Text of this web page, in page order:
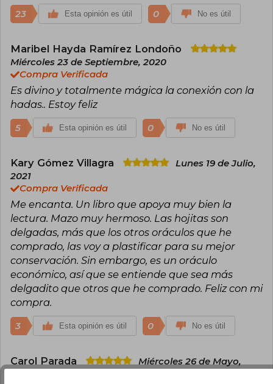
23 Esta opinión es útil 0 No es útil
Maribel Hayda Ramírez Londoño
Miércoles 23 de Septiembre, 2020
Compra Verificada
Es divino y totalmente mágica la conexión con la
hadas.. Estoy feliz
5 Esta opinión es útil 0 No es útil
Kary Gómez Villagra
Lunes 19 de Julio,
2021
Compra Verificada
Me encanta. Un libro que apoya muy bien la
lectura. Mazo muy hermoso. Las hojitas son
delgadas, más que los otros oráculos que he
comprado, las voy a plastificar para su mejor
conservación. Sin embargo, es un oráculo
económico, así que se entiende que sea más
delgadito que otros que he comprado. Feliz con mi
compra.
3 Esta opinión es útil 0 No es útil
Carol Parada
Miércoles 26 de Mayo,